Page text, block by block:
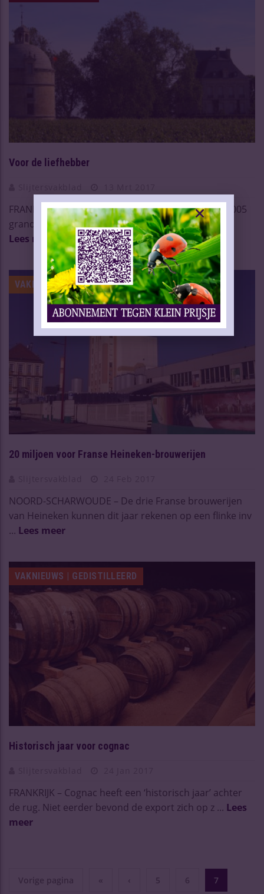
Voor de liefhebber
FRANKRIJK – Château Latour geeft binnenkort de 2005
grand vin vrij. 2005 was voor de Bordeaux een pr ...
Lees meer
VAKNIEUWS | BIER
20 miljoen voor Franse Heineken-brouwerijen
NOORD-SCHARWOUDE – De drie Franse brouwerijen
van Heineken kunnen dit jaar rekenen op een flinke inv
... Lees meer
VAKNIEUWS | GEDISTILLEERD
Historisch jaar voor cognac
FRANKRIJK – Cognac heeft een ‘historisch jaar’ achter
de rug. Niet eerder bevond de export zich op z ... Lees
meer
Vorige pagina « ‹ 5 6 7